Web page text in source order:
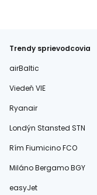
Trendy sprievodcovia
airBaltic
Viedeň VIE
Ryanair
Londýn Stansted STN
Rím Fiumicino FCO
Miláno Bergamo BGY
easyJet